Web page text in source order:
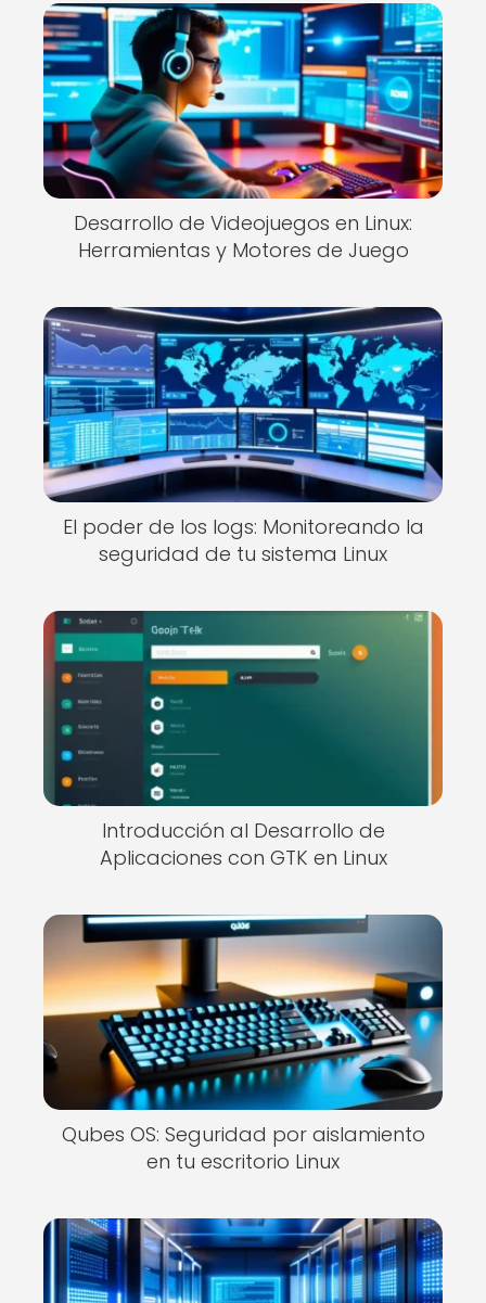
Desarrollo de Videojuegos en Linux:
Herramientas y Motores de Juego
El poder de los logs: Monitoreando la
seguridad de tu sistema Linux
Introducción al Desarrollo de
Aplicaciones con GTK en Linux
Qubes OS: Seguridad por aislamiento
en tu escritorio Linux